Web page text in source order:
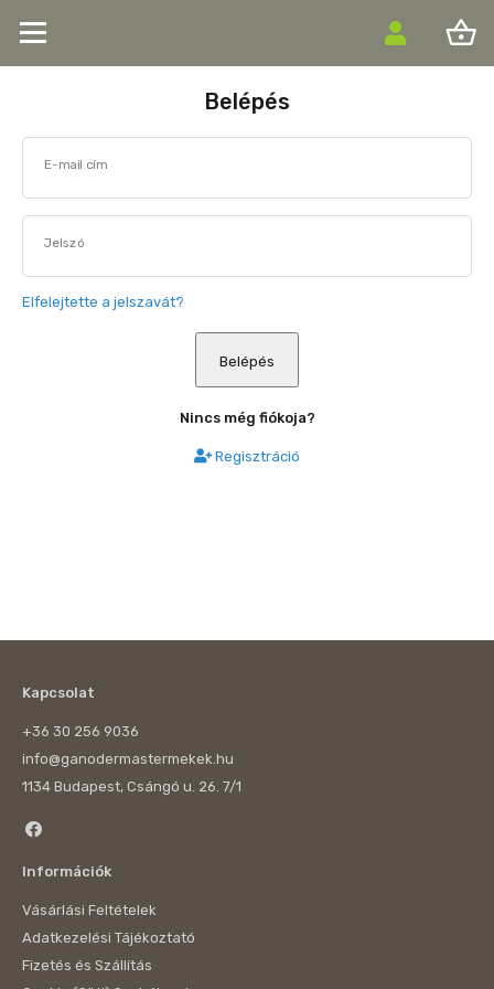
shopping_basket
Belépés
E-mail cím
Jelszó
Elfelejtette a jelszavát?
Belépés
Nincs még fiókoja?
Regisztráció
Kapcsolat
+36 30 256 9036
info@ganodermastermekek.hu
1134 Budapest, Csángó u. 26. 7/1
Információk
Vásárlási Feltételek
Adatkezelési Tájékoztató
Fizetés és Szállítás